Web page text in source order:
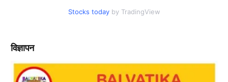
Stocks today by TradingView
विज्ञापन